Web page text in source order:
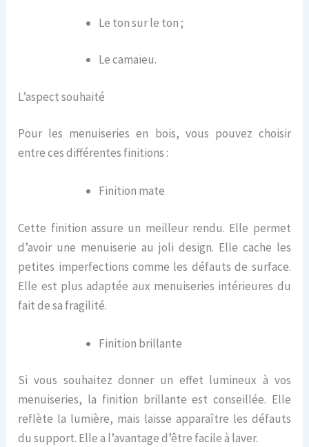
Le ton sur le ton ;
Le camaïeu.
L’aspect souhaité
Pour les menuiseries en bois, vous pouvez choisir
entre ces différentes finitions :
Finition mate
Cette finition assure un meilleur rendu. Elle permet
d’avoir une menuiserie au joli design. Elle cache les
petites imperfections comme les défauts de surface.
Elle est plus adaptée aux menuiseries intérieures du
fait de sa fragilité.
Finition brillante
Si vous souhaitez donner un effet lumineux à vos
menuiseries, la finition brillante est conseillée. Elle
reflète la lumière, mais laisse apparaître les défauts
du support. Elle a l’avantage d’être facile à laver.